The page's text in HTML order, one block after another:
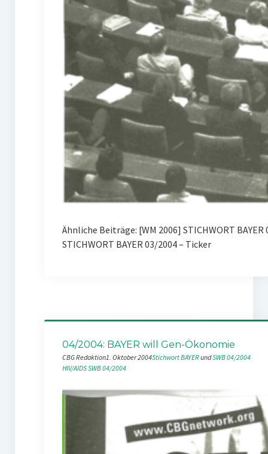
Ähnliche Beiträge: [WM 2006] STICHWORT
STICHWORT BAYER 03/2004 – Ticker
04/2004: BAYER will Gen-Ökonomie
CBG Redaktion1. Oktober 2004Stichwort BAYER und SWB 04/2004
HIV/AIDSSWB 04/2004